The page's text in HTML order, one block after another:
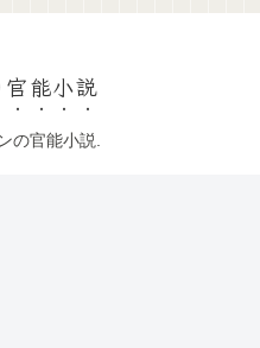
能小説
の官能小説.